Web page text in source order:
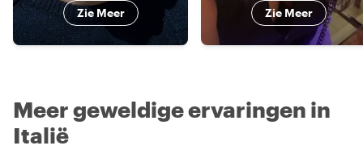
Zie Meer Zie Meer
Meer geweldige ervaringen in
Italië